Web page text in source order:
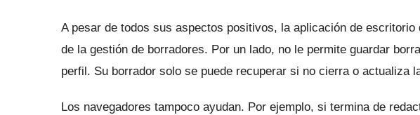
A pesar de todos sus aspectos positivos, la aplicación de
de la gestión de borradores. Por un lado, no le permite guardar
perfil. Su borrador solo se puede recuperar si no cierra o actualiza
Los navegadores tampoco ayudan. Por ejemplo, si termina de